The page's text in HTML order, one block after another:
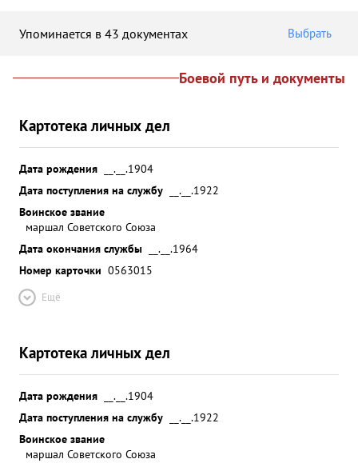
Упоминается в 43 документах Выбрать
Боевой путь и документы
Картотека личных дел
Дата рождения
__.__.1904
Дата поступления на службу
__.__.1922
Воинское звание
маршал Советского Союза
Дата окончания службы
__.__.1964
Номер карточки 0563015
Ещё
Картотека личных дел
Дата рождения
__.__.1904
Дата поступления на службу
__.__.1922
Воинское звание
маршал Советского Союза